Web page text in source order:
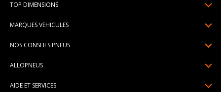
Pneus Continental
Pneus Hankook
Pneus Dunlop
TOP DIMENSIONS
195/65R15
205/60R16
MARQUES VEHICULES
Peugeot
NOS CONSEILS PNEUS
Pression pneu
ALLOPNEUS
AIDE ET SERVICES